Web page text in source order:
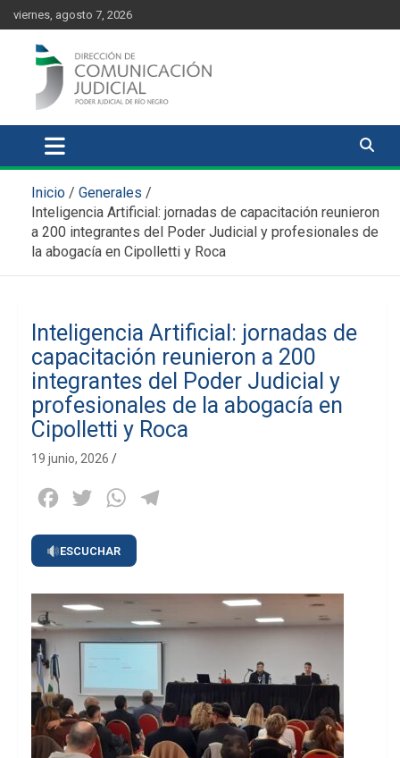
content
Skip
to
content
viernes, agosto 7, 2026
Comunicación Judicial
Inicio
Generales
Inteligencia Artificial: jornadas de capacitación reunieron
a 200 integrantes del Poder Judicial y profesionales de
la abogacía en Cipolletti y Roca
Inteligencia Artificial: jornadas de
capacitación reunieron a 200
integrantes del Poder Judicial y
profesionales de la abogacía en
Cipolletti y Roca
19 junio, 2026
Facebook
Twitter WhatsApp
ESCUCHAR